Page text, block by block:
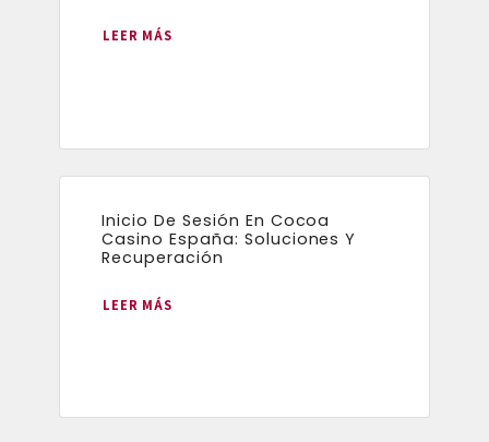
LEER MÁS
Inicio De Sesión En Cocoa
Casino España: Soluciones Y
Recuperación
LEER MÁS